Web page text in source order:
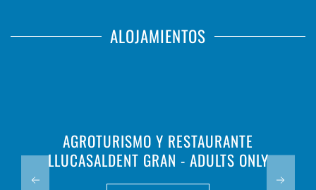
ALOJAMIENTOS
AGROTURISMO Y RESTAURANTE
LLUCASALDENT GRAN - ADULTS ONLY